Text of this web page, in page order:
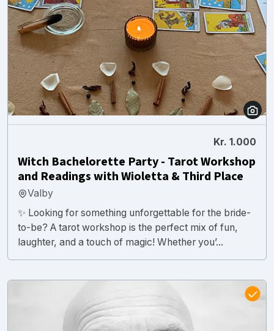
Kr. 1.000
Witch Bachelorette Party - Tarot Workshop
and Readings with Wioletta & Third Place
Valby
✨ Looking for something unforgettable for the bride-
to-be? A tarot workshop is the perfect mix of fun,
laughter, and a touch of magic! Whether you’...